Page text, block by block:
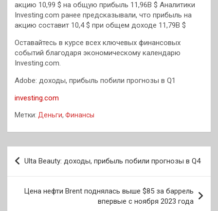
акцию 10,99 $ на общую прибыль 11,96B $ Аналитики
Investing.com ранее предсказывали, что прибыль на
акцию составит 10,4 $ при общем доходе 11,79B $
Оставайтесь в курсе всех ключевых финансовых
событий благодаря экономическому календарю
Investing.com.
Adobe: доходы, прибыль побили прогнозы в Q1
investing.com
Метки: Деньги, Финансы
Навигация
по
записям
Ulta Beauty: доходы, прибыль побили прогнозы в Q4
Цена нефти Brent поднялась выше $85 за баррель
впервые с ноября 2023 года